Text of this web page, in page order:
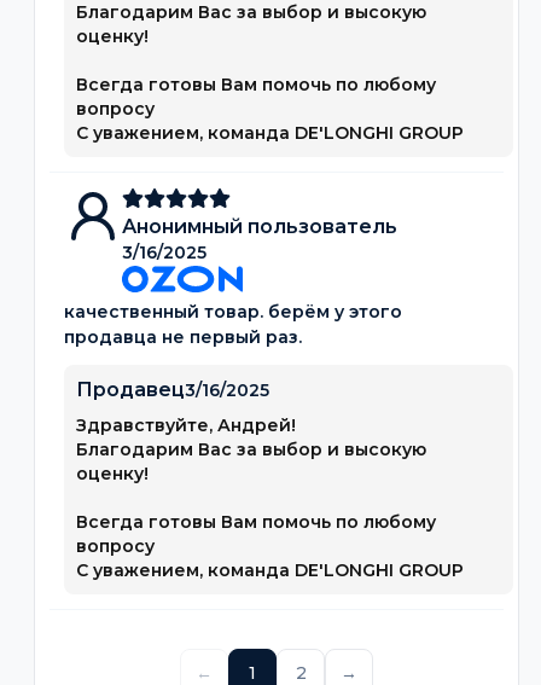
Благодарим Вас за выбор и высокую
оценку!
Всегда готовы Вам помочь по любому
вопросу
С уважением, команда DE'LONGHI GROUP
Анонимный пользователь
3/16/2025
качественный товар. берём у этого
продавца не первый раз.
Продавец3/16/2025
Здравствуйте, Андрей!
Благодарим Вас за выбор и высокую
оценку!
Всегда готовы Вам помочь по любому
вопросу
С уважением, команда DE'LONGHI GROUP
← 1 2 →